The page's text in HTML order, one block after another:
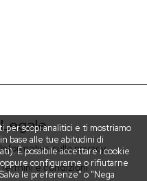
scopi analitici e ti mostriamo
base alle tue abitudini di
È possibile accettare i cookie
configurarne o rifiutarne
le preferenze" o "Nega
Legale
Informativa sulla privacy
Termini e condizioni